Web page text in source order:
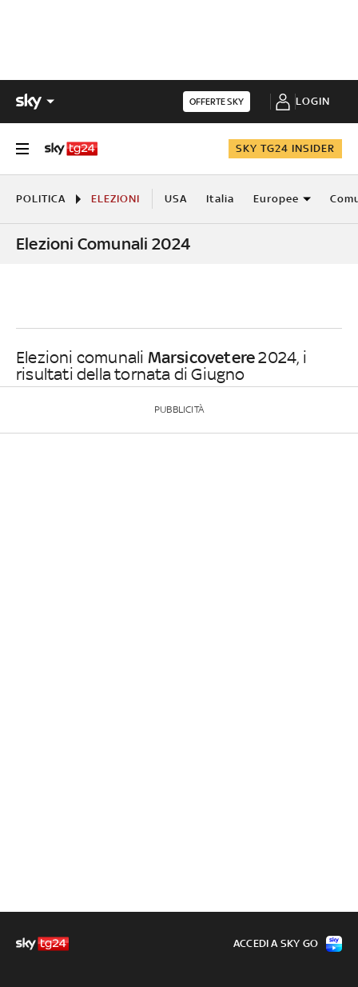
OFFERTE SKY LOGIN
SKY TG24 INSIDER
POLITICA ELEZIONI USA Italia Europee
Elezioni Comunali 2024
Elezioni comunali Marsicovetere2024, i
risultati della tornata di Giugno
PUBBLICITÀ
ACCEDI A SKY GO